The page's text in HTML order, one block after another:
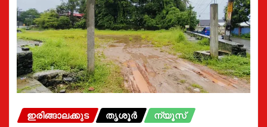
ഇരിങ്ങാലക്കുട തൃശൂർ ന്യൂസ്